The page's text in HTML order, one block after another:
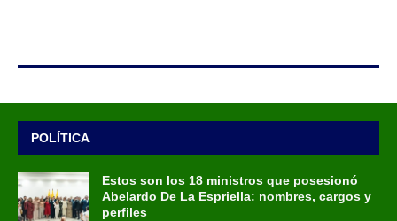
POLÍTICA
Estos son los 18 ministros que posesionó
Abelardo De La Espriella: nombres, cargos y
perfiles